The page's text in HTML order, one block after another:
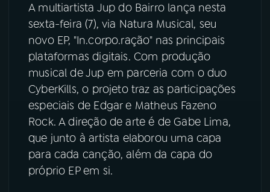
06VIDEOCASTS
07ÚLTIMAS
08FESTIVAL DE MÚSICA
ACOMPANHE A RÁDIO NACIONAL
YouTube
A multiartista Jup do Bairro lança nesta
sexta-feira (7), via Natura Musical, seu
novo EP, "In.corpo.ração" nas principais
plataformas digitais. Com produção
musical de Jup em parceria com o duo
CyberKills, o projeto traz as participações
especiais de Edgar e Matheus Fazeno
Rock. A direção de arte é de Gabe Lima,
que junto à artista elaborou uma capa
para cada canção, além da capa do
próprio EP em si.